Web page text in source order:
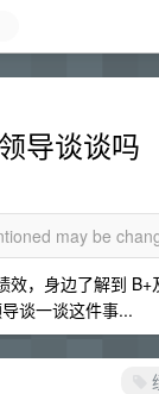
导谈谈吗
may be
，身边了解到
谈一谈这件事...